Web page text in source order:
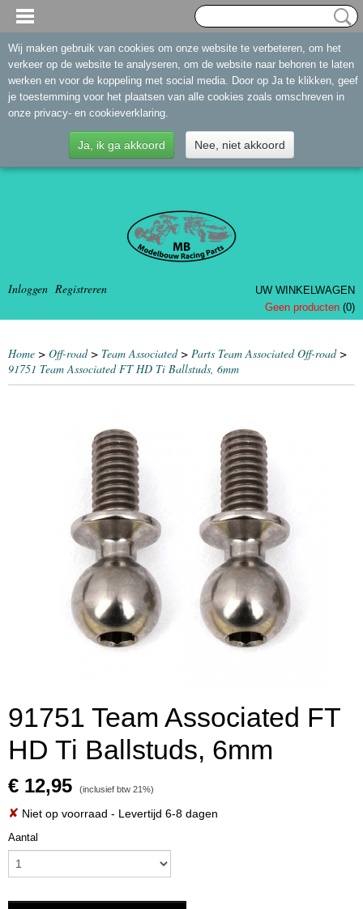
Inloggen Registreren
UW WINKELWAGEN
Geen producten (0)
Home > Off-road> Team Associated> Parts Team Associated Off-road>
91751 Team Associated FT HD Ti Ballstuds, 6mm
91751 Team Associated FT
HD Ti Ballstuds, 6mm
€ 12,95 (inclusief btw 21%)
✘ Niet op voorraad - Levertijd 6-8 dagen
Aantal
Wij maken gebruik van cookies om onze website te verbeteren, om het
verkeer op de website te analyseren, om de website naar behoren te laten
werken en voor de koppeling met social media. Door op Ja te klikken, geef
je toestemming voor het plaatsen van alle cookies zoals omschreven in
onze privacy- en cookieverklaring.
Ja, ik ga akkoord Nee, niet akkoord